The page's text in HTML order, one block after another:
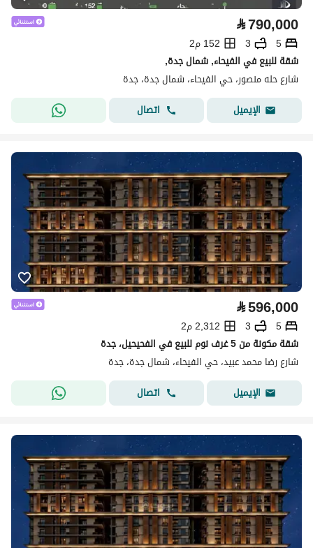
⃁790,000
5
3
152 م2
شقة للبيع في الفيحاء, شمال جدة,
شارع حله منصور، حي الفيحاء، شمال جدة، جدة
الإيميل
اتصال
⃁596,000
5
3
2,312 م2
شقة مكونة من 5 غرف نوم للبيع في الفحيحيل، جدة
شارع رضا محمد عبيد، حي الفيحاء، شمال جدة، جدة
الإيميل
اتصال